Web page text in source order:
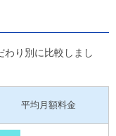
わり別に比較しまし
平均月額料金